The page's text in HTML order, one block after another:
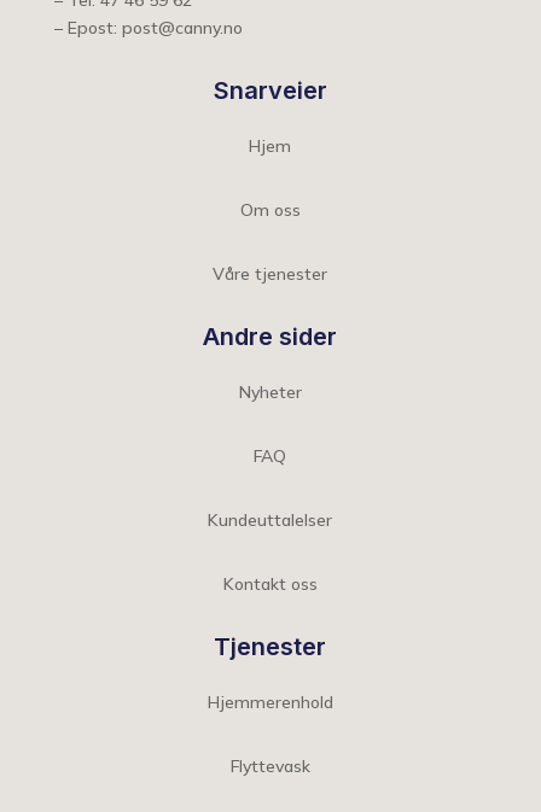
– Epost: post@canny.no
Snarveier
Hjem
Om oss
Våre tjenester
Andre sider
Nyheter
FAQ
Kundeuttalelser
Kontakt oss
Tjenester
Hjemmerenhold
Flyttevask